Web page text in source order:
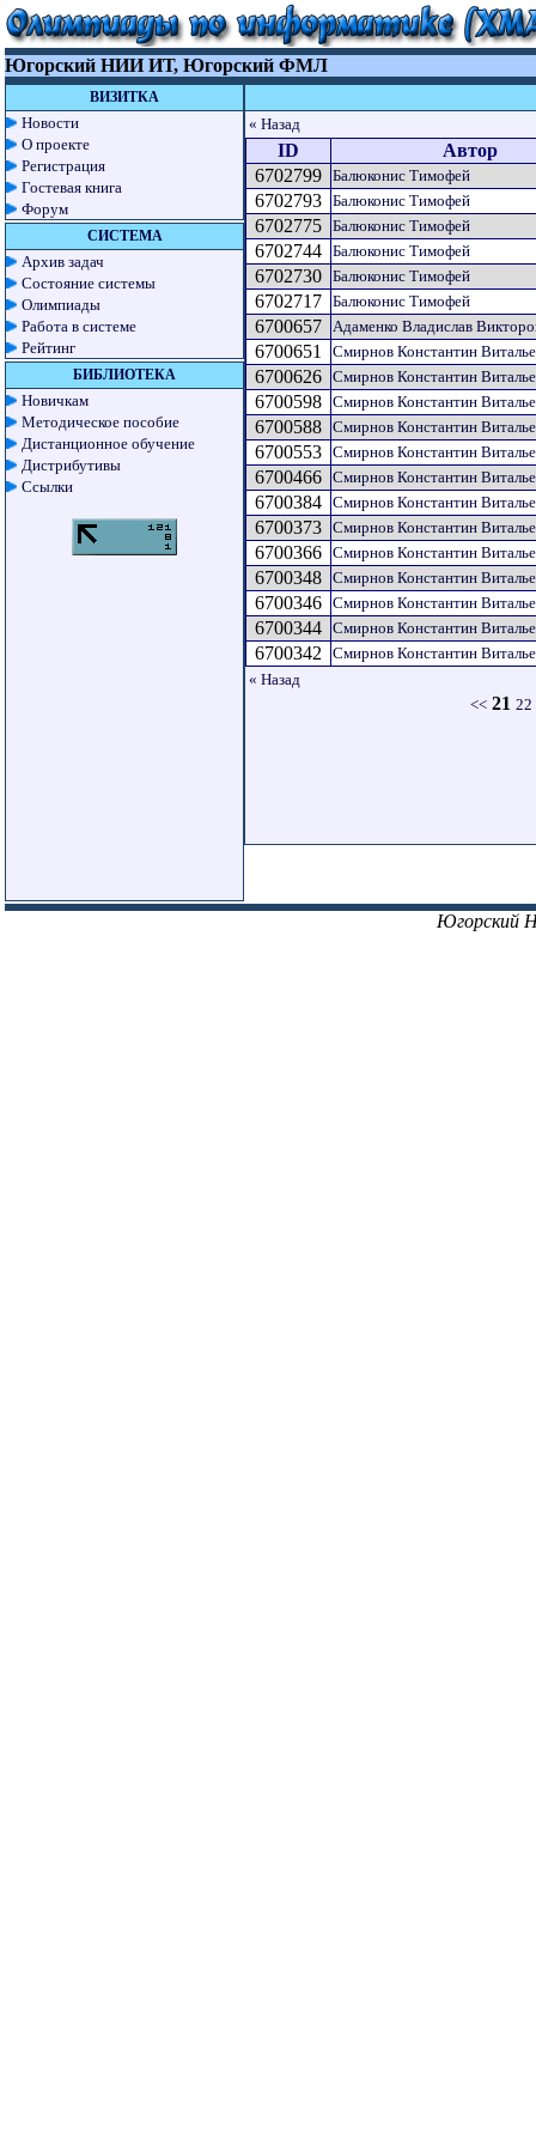
Югорский НИИ ИТ, Югорский ФМЛ
ВИЗИТКА
Новости
О проекте
Регистрация
Гостевая книга
Форум
СИСТЕМА
Архив задач
Состояние системы
Олимпиады
Работа в системе
Рейтинг
БИБЛИОТЕКА
Новичкам
Методическое пособие
Дистанционное обучение
Дистрибутивы
Ссылки
« Назад
ID
Автор
6702799 Балюконис Тимофей
6702793 Балюконис Тимофей
6702775 Балюконис Тимофей
6702744 Балюконис Тимофей
6702730 Балюконис Тимофей
6702717 Балюконис Тимофей
6700657 Адаменко Владислав
6700651 Смирнов Константин
6700626 Смирнов Константин
6700598 Смирнов Константин
6700588 Смирнов Константин
6700553 Смирнов Константин
6700466 Смирнов Константин
6700384 Смирнов Константин
6700373 Смирнов Константин
6700366 Смирнов Константин
6700348 Смирнов Константин
6700346 Смирнов Константин
6700344 Смирнов Константин
6700342
Смирнов Константин
« Назад
<< 21 22
Югорский